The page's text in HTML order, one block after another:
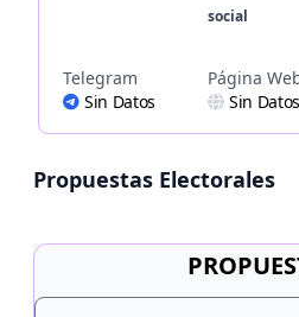
social
Telegram
Sin Datos
Página
Sin Datos
Propuestas Electorales